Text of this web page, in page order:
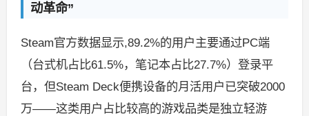
动革命”
Steam官方数据显示,89.2%的用户主要通过PC端
（台式机占比61.5%，笔记本占比27.7%）登录平
台，但Steam Deck便携设备的月活用户已突破2000
万——这类用户占比较高的游戏品类是独立轻游